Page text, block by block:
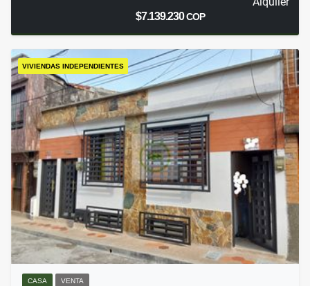
$7.139.230COP
VIVIENDAS INDEPENDIENTES
CASA VENTA